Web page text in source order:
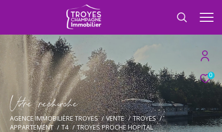
0
Vore recece
AGENCE IMMOBILIÈRE TROYES VENTE
TROYES
APPARTEMENT
T4 TROYES PROCHE HOPITAL